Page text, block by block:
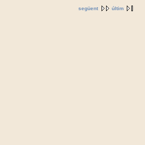
següent últim